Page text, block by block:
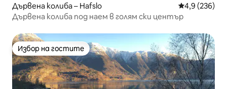
Дървена колиба – Hafslo Средна
4,9 (236)
Дървена колиба под наем в голям ски център
Избор на гостите
Избор на гостите